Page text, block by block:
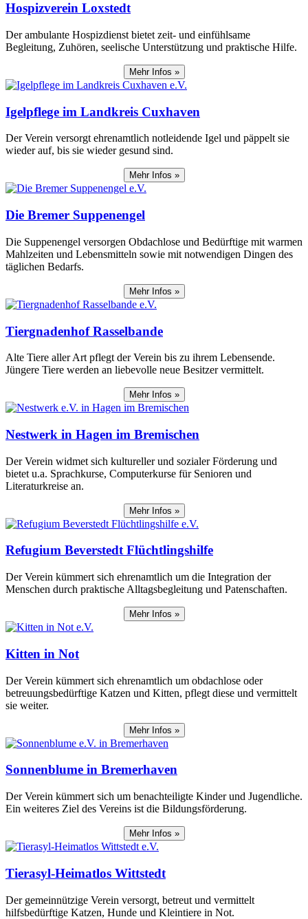
Hospizverein Loxstedt
Der ambulante Hospizdienst bietet zeit- und einfühlsame
Begleitung, Zuhören, seelische Unterstützung und praktische Hilfe.
Mehr Infos »
Igelpflege im Landkreis Cuxhaven
Der Verein versorgt ehrenamtlich notleidende Igel und päppelt sie
wieder auf, bis sie wieder gesund sind.
Mehr Infos »
Die Bremer Suppenengel
Die Suppenengel versorgen Obdachlose und Bedürftige mit warmen
Mahlzeiten und Lebensmitteln sowie mit notwendigen Dingen des
täglichen Bedarfs.
Mehr Infos »
Tiergnadenhof Rasselbande
Alte Tiere aller Art pflegt der Verein bis zu ihrem Lebensende.
Jüngere Tiere werden an liebevolle neue Besitzer vermittelt.
Mehr Infos »
Nestwerk in Hagen im Bremischen
Der Verein widmet sich kultureller und sozialer Förderung und
bietet u.a. Sprachkurse, Computerkurse für Senioren und
Literaturkreise an.
Mehr Infos »
Refugium Beverstedt Flüchtlingshilfe
Der Verein kümmert sich ehrenamtlich um die Integration der
Menschen durch praktische Alltagsbegleitung und Patenschaften.
Mehr Infos »
Kitten in Not
Der Verein kümmert sich ehrenamtlich um obdachlose oder
betreuungsbedürftige Katzen und Kitten, pflegt diese und vermittelt
sie weiter.
Mehr Infos »
Sonnenblume in Bremerhaven
Der Verein kümmert sich um benachteiligte Kinder und Jugendliche.
Ein weiteres Ziel des Vereins ist die Bildungsförderung.
Mehr Infos »
Tierasyl-Heimatlos Wittstedt
Der gemeinnützige Verein versorgt, betreut und vermittelt
hilfsbedürftige Katzen, Hunde und Kleintiere in Not.